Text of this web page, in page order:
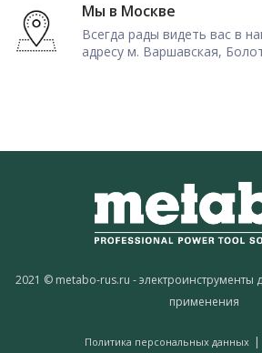
Мы в Москве
Всегда рады видеть вас в
адресу м. Варшавская,
2021 © metabo-rus.ru - электроинструменты
применения
Политика персональных данных |